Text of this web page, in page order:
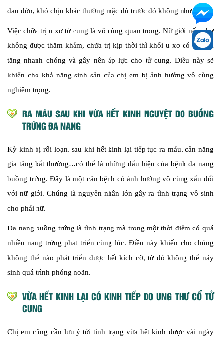
đau đớn, khó chịu khác thường mặc dù trước đó không như vậy.
Việc chữa trị u xơ tử cung là vô cùng quan trong. Nữ giới nếu như
không được thăm khám, chữa trị kịp thời thì khối u xơ có thể gia
tăng nhanh chóng và gây nên áp lực cho tử cung. Điều này sẽ
khiến cho khả năng sinh sản của chị em bị ảnh hưởng vô cùng
nghiêm trọng.
RA MÁU SAU KHI VỪA HẾT KINH NGUYỆT DO BUỒNG
TRỨNG ĐA NANG
Kỳ kinh bị rối loạn, sau khi hết kinh lại tiếp tục ra máu, cân năng
gia tăng bất thường…có thể là những dấu hiệu của bệnh đa nang
buồng trứng. Đây là một căn bệnh có ảnh hưởng vô cùng xấu đối
với nữ giới. Chúng là nguyên nhân lớn gây ra tình trạng vô sinh
cho phái nữ.
Đa nang buồng trứng là tình trạng mà trong một thời điểm có quá
nhiều nang trứng phát triển cùng lúc. Điều này khiến cho chúng
không thể nào phát triển được hết kích cỡ, từ đó không thể nảy
sinh quá trình phóng noãn.
VỪA HẾT KINH LẠI CÓ KINH TIẾP DO UNG THƯ CỔ TỬ
CUNG
Chị em cũng cần lưu ý tới tình trạng vừa hết kinh được vài ngày